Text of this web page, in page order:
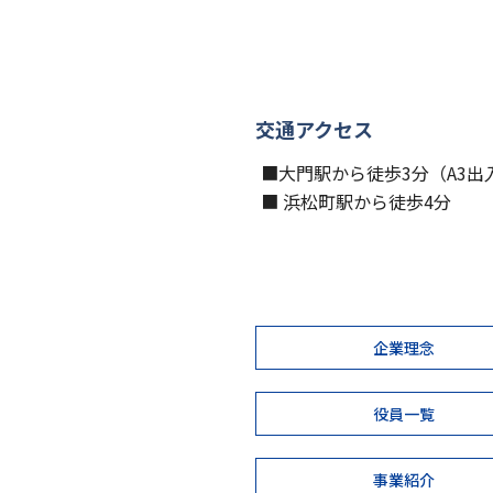
交通アクセス
■大門駅から徒歩3分（A3出
■ 浜松町駅から徒歩4分
企業理念
役員一覧
事業紹介